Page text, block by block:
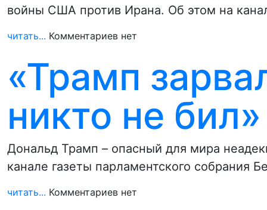
войны США против Ирана. Об этом на
читать... Комментариев нет
«Трамп
никто не
Дональд Трамп – опасный для мира
канале газеты парламентского собрания
читать... Комментариев нет